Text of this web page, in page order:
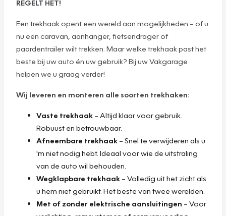
REGELT HET!
Een trekhaak opent een wereld aan mogelijkheden – of u
nu een caravan, aanhanger, fietsendrager of
paardentrailer wilt trekken. Maar welke trekhaak past het
beste bij uw auto én uw gebruik? Bij uw Vakgarage
helpen we u graag verder!
Wij leveren en monteren alle soorten trekhaken:
Vaste trekhaak – Altijd klaar voor gebruik.
Robuust en betrouwbaar.
Afneembare trekhaak – Snel te verwijderen als u
'm niet nodig hebt. Ideaal voor wie de uitstraling
van de auto wil behouden.
Wegklapbare trekhaak – Volledig uit het zicht als
u hem niet gebruikt. Het beste van twee werelden.
Met of zonder elektrische aansluitingen – Voor